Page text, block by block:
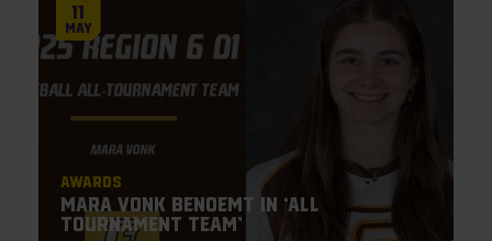
11
May
Awards
Mara Vonk benoemt in ‘All
Tournament Team’